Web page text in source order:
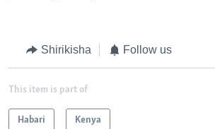
Shirikisha Follow us
This item is part of
Habari Kenya